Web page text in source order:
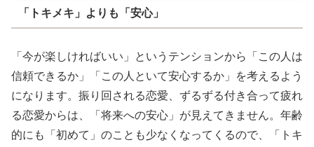
「トキメキ」よりも「安心」
「今が楽しければいい」というテンションから「この人は
信頼できるか」「この人といて安心するか」を考えるよう
になります。振り回される恋愛、ずるずる付き合って疲れ
る恋愛からは、「将来への安心」が見えてきません。年齢
的にも「初めて」のことも少なくなってくるので、「トキ